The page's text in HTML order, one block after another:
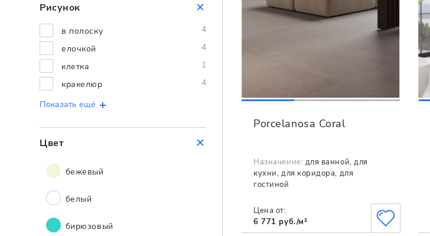
Рисунок
в полоску
4
елочкой
4
клетка
1
кракелюр
4
Показать ещё
Цвет
бежевый
белый
бирюзовый
Porcelanosa Coral
Назначение: для ванной, для
кухни, для коридора, для
гостиной
Цена от:
6 771 руб./м²